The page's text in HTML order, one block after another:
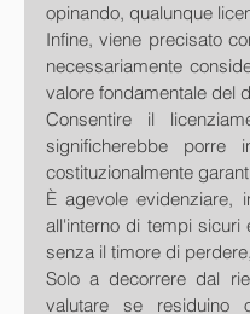
opinando, qualunque
Infine, viene precisato
necessariamente
valore fondamentale del
Consentire il
significherebbe
costituzionalmente
È agevole evidenziare,
all'interno di tempi
senza il timore di
Solo a decorrere dal
valutare se residuino